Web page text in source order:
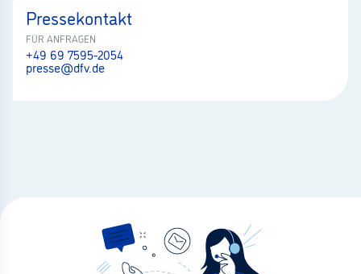
Pressekontakt
FÜR ANFRAGEN
+49 69 7595-2054
presse@dfv.de